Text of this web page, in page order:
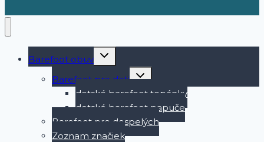
Barefoot obuv
Toggle
Barefoot pre deti
Toggle
child
menu
detské barefoot topánky
detské barefoot papuče
Barefoot pre dospelých
Zoznam značiek